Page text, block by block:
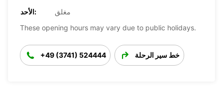
الأحد:
مغلق
These opening hours may vary due to public holidays.
+49 (3741) 524444 خط سير الرحلة